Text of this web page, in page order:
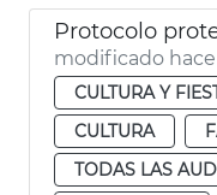
modificado hace
CULTURA Y
CULTURA
TODAS LAS